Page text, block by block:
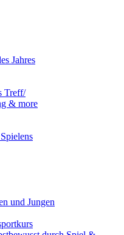
Jahres
Treff/
& more
und Jungen